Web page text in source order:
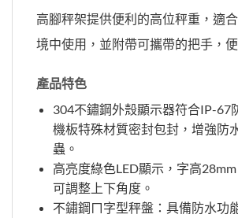
高腳秤架提供便利的高位秤重，適
境中使用，並附帶可攜帶的把手，
產品特色
304不鏽鋼外殼顯示器符合IP-67
機板特殊材質密封包封，增強防
蟲。
高亮度綠色LED顯示，字高
可調整上下角度。
不鏽鋼ㄇ字型秤盤：具備防水功